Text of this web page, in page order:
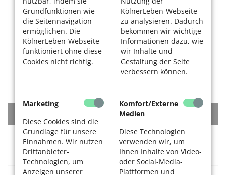
Grundfunktionen wie
die Seitennavigation
ermöglichen. Die
KölnerLeben-Webseite
funktioniert ohne diese
Cookies nicht richtig.
KölnerLeben-Webseite
zu analysieren. Dadurch
bekommen wir wichtige
Informationen dazu, wie
wir Inhalte und
Gestaltung der Seite
verbessern können.
Marketing
Diese Cookies sind die
Grundlage für unsere
Einnahmen. Wir nutzen
Drittanbieter-
Technologien, um
Anzeigen unserer
Komfort/Externe
Medien
Diese Technologien
verwenden wir, um
Ihnen Inhalte von Video-
oder Social-Media-
Plattformen und
KATEGORIEN
Rat + Tat